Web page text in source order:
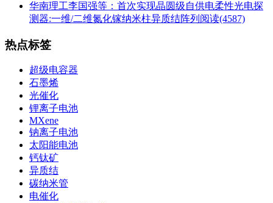
华南理工李国强等：首次实现晶圆级自供电柔性光电探
测器:一维/二维氮化镓纳米柱异质结阵列 阅读(4587)
热点标签
超级电容器
石墨烯
光催化
锂离子电池
MXene
钠离子电池
太阳能电池
钙钛矿
异质结
碳纳米管
电催化